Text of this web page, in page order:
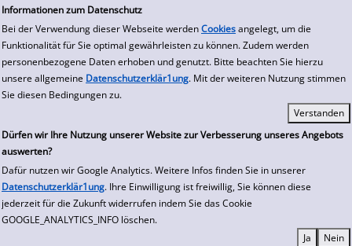
Informationen zum Datenschutz
Bei der Verwendung dieser Webseite werden Cookies angelegt, um die
Funktionalität für Sie optimal gewährleisten zu können. Zudem werden
personenbezogene Daten erhoben und genutzt. Bitte beachten Sie hierzu
unsere allgemeine Datenschutzerklär1ung. Mit der weiteren Nutzung stimmen
Sie diesen Bedingungen zu.
Dürfen wir Ihre Nutzung unserer Website zur Verbesserung unseres Angebots
auswerten?
Dafür nutzen wir Google Analytics. Weitere Infos finden Sie in unserer
Datenschutzerklär1ung. Ihre Einwilligung ist freiwillig, Sie können diese
jederzeit für die Zukunft widerrufen indem Sie das Cookie
GOOGLE_ANALYTICS_INFO löschen.
zur Navigation springen
zum Inhalt springen
Zur Detailanzeige springen